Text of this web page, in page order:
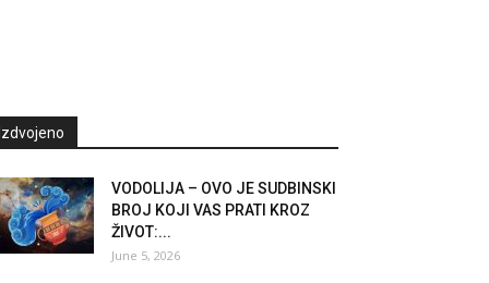
VODOLIJA – OVO JE SUDBINSKI
BROJ KOJI VAS PRATI KROZ
ŽIVOT:...
June 5, 2026